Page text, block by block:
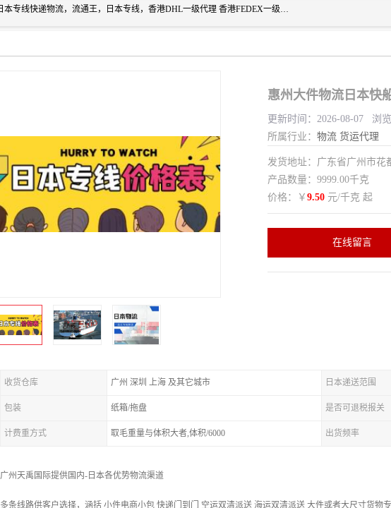
广州深圳东莞上海香港起运到日本各地日本专线快递物流，流通王，日本专线，香港DHL一级代理 香港FEDEX一级代理服务全球主要地区。我司各员工在国际物流行业经验超8年，热枕为各广大进口商与进口商提供优质服务.
惠州大件物流日本快
更新时间：2026-08-07 浏
所属行业： 物流 货运代理
发货地址：广东省广州市
产品数量：9999.00千克
价格：￥ 9.50 元/千克 起
在线留言
收货仓库 广州 深圳 上海 及其它城市 日本递送范围
包装 纸箱/拖盘 是否可退税报关
计费重方式 取毛重量与体积大者,体积/6000 出货频率
广州天禹国际提供国内-日本各优势物流渠道
多条线路供客户选择，涵括 小件电商小包 快递门到门 空运双清派送 海运双清派送 大件或者大尺寸货物